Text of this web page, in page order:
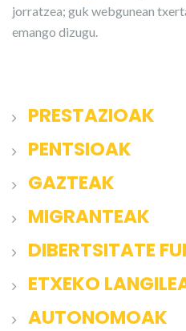
jorratzea; guk webgunean
emango dizugu.
PRESTAZIOAK
PENTSIOAK
GAZTEAK
MIGRANTEAK
DIBERTSITATE
ETXEKO
AUTONOMOAK